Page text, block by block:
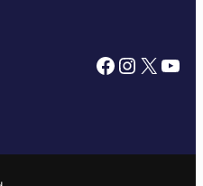
Facebook InstagramX YouTube